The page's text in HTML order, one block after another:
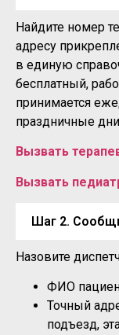
Найдите номер
адресу
в единую
бесплатный,
принимается
праздничные
Вызвать
Вызвать
Шаг 2.
Назовите
ФИО
Точный
подъезд,